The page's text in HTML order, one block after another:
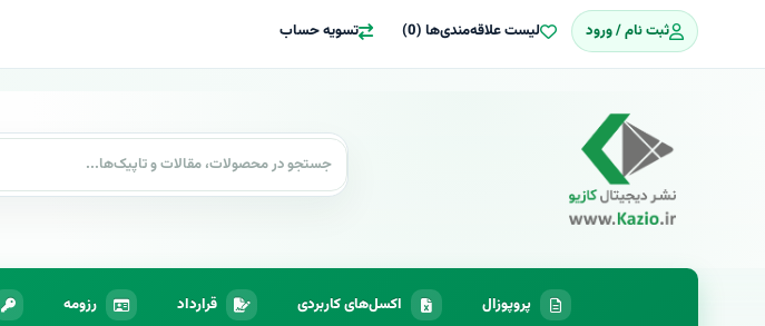
ثبت نام / ورود لیست علاقه‌مندی‌ها (0) تسویه حساب
پروپوزال اکسل‌های کاربردی قرارداد رزومه